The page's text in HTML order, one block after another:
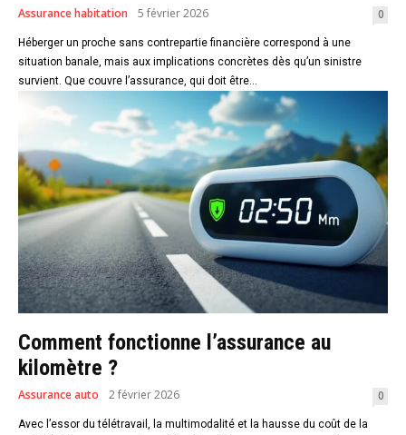
Assurance habitation 5 février 2026 0
Héberger un proche sans contrepartie financière correspond à une
situation banale, mais aux implications concrètes dès qu’un sinistre
survient. Que couvre l’assurance, qui doit être...
Comment fonctionne l’assurance au
kilomètre ?
Assurance auto 2 février 2026 0
Avec l’essor du télétravail, la multimodalité et la hausse du coût de la